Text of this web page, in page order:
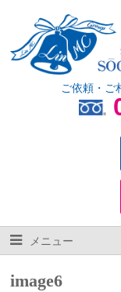
ご依頼・ご
メニュー
image6